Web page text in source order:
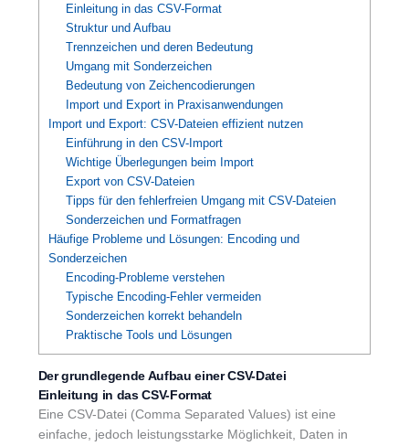
Einleitung in das CSV-Format
Struktur und Aufbau
Trennzeichen und deren Bedeutung
Umgang mit Sonderzeichen
Bedeutung von Zeichencodierungen
Import und Export in Praxisanwendungen
Import und Export: CSV-Dateien effizient nutzen
Einführung in den CSV-Import
Wichtige Überlegungen beim Import
Export von CSV-Dateien
Tipps für den fehlerfreien Umgang mit CSV-Dateien
Sonderzeichen und Formatfragen
Häufige Probleme und Lösungen: Encoding und
Sonderzeichen
Encoding-Probleme verstehen
Typische Encoding-Fehler vermeiden
Sonderzeichen korrekt behandeln
Praktische Tools und Lösungen
Der grundlegende Aufbau einer CSV-Datei
Einleitung in das CSV-Format
Eine CSV-Datei (Comma Separated Values) ist eine
einfache, jedoch leistungsstarke Möglichkeit, Daten in